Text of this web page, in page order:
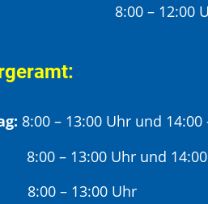
8:00 – 12:00
8:00 – 13:00 Uhr und 14:00
Uhr und 14:00 –
13:00 Uhr